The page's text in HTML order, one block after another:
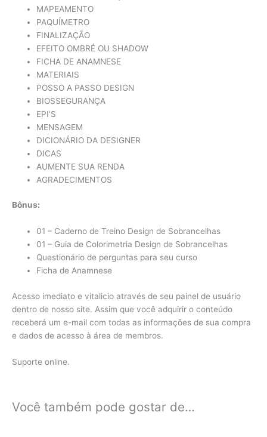
MAPEAMENTO
PAQUÍMETRO
FINALIZAÇÃO
EFEITO OMBRÉ OU SHADOW
FICHA DE ANAMNESE
MATERIAIS
POSSO A PASSO DESIGN
BIOSSEGURANÇA
EPI’S
MENSAGEM
DICIONÁRIO DA DESIGNER
DICAS
AUMENTE SUA RENDA
AGRADECIMENTOS
Bônus:
01 – Caderno de Treino Design de Sobrancelhas
01 – Guia de Colorimetria Design de Sobrancelhas
Questionário de perguntas para seu curso
Ficha de Anamnese
Acesso imediato e vitalicio através de seu painel de usuário
dentro de nosso site. Assim que você adquirir o conteúdo
receberá um e-mail com todas as informações de sua compra
e dados de acesso à área de membros.
Suporte online.
Você também pode gostar de…